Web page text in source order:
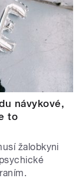
návykové,
to
žalobkyni